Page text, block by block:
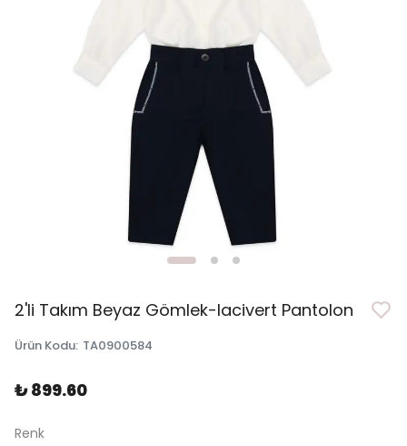
2'li Takım Beyaz Gömlek-lacivert Pantolon
Ürün Kodu: TA0900584
₺ 899.60
Renk